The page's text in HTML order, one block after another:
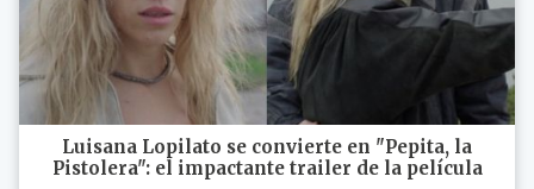
Luisana Lopilato se convierte en "Pepita, la
Pistolera": el impactante trailer de la película